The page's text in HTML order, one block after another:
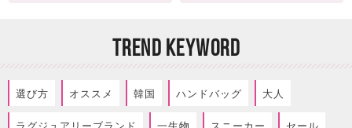
TREND KEYWORD
選び方 オススメ 韓国 ハンドバッグ 大人